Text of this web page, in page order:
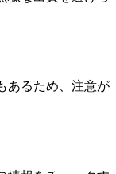
あるため、注意が